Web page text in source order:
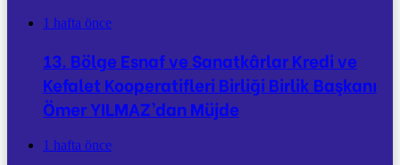
1 hafta önce
13. Bölge Esnaf ve Sanatkârlar Kredi ve
Kefalet Kooperatifleri Birliği Birlik Başkanı
Ömer YILMAZ’dan Müjde
1 hafta önce